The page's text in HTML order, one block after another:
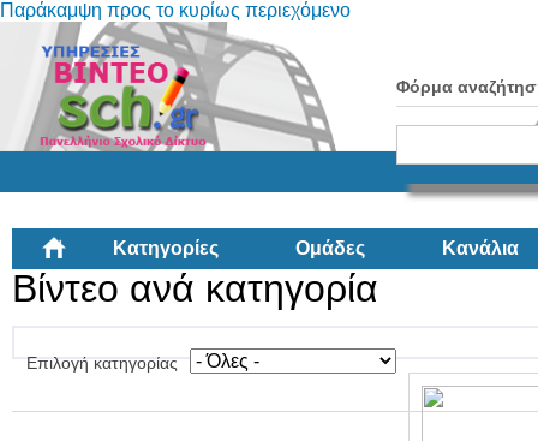
Παράκαμψη προς το κυρίως περιεχόμενο
Φόρμα
Κατηγορίες Ομάδες Κανάλια
Βίντεο ανά κατηγορία
Επιλογή κατηγορίας